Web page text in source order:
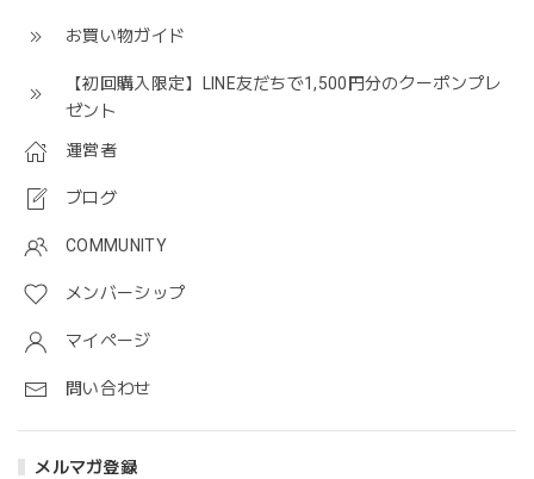
お買い物ガイド
【初回購入限定】LINE友だちで1,500円分のクーポンプレ
ゼント
運営者
ブログ
COMMUNITY
メンバーシップ
マイページ
問い合わせ
メルマガ登録